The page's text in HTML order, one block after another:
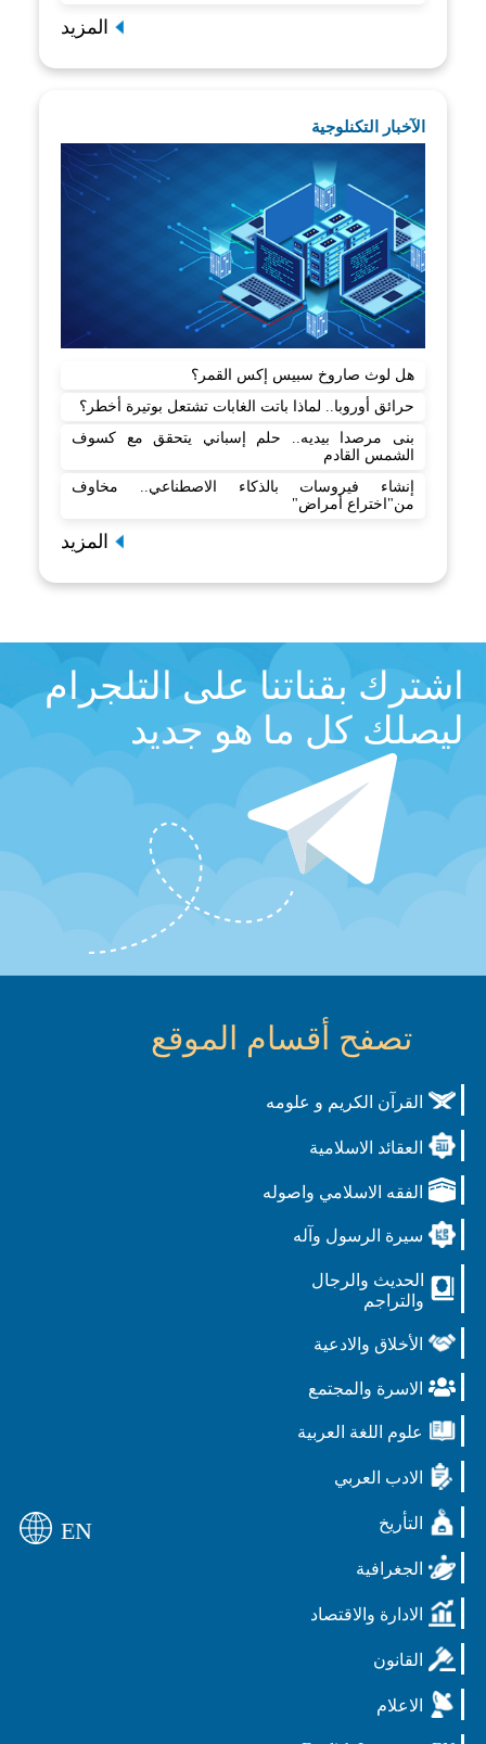
المزيد
الآخبار التكنلوجية
هل لوث صاروخ سبيس إكس القمر؟
حرائق أوروبا.. لماذا باتت الغابات تشتعل بوتيرة أخطر؟
بنى مرصدا بيديه.. حلم إسباني يتحقق مع كسوف
الشمس القادم
إنشاء فيروسات بالذكاء الاصطناعي.. مخاوف
من"اختراع أمراض"
المزيد
اشترك بقناتنا على التلجرام
ليصلك كل ما هو جديد
تصفح أقسام الموقع
القرآن الكريم و علومه
العقائد الاسلامية
الفقه الاسلامي واصوله
سيرة الرسول وآله
الحديث والرجال
والتراجم
الأخلاق والادعية
الاسرة والمجتمع
علوم اللغة العربية
الادب العربي
التأريخ
الجغرافية
الادارة والاقتصاد
القانون
الاعلام
EN